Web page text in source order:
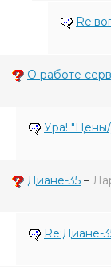
О работе
Ура! "Цены/
Диане-35 –
Re:Диане-